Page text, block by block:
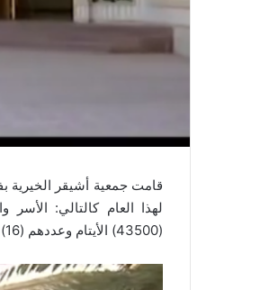
قامت جمعية أشيقر الخيرية
(43500) الأيتام وعددهم (16) بمبلغ (32000) بمعدل 2000 لكل يتيم.